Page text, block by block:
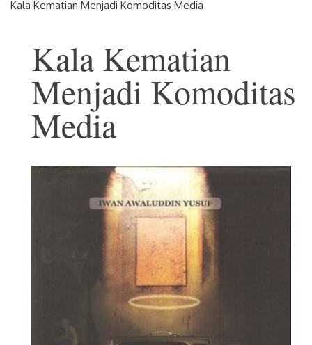
Kala Kematian Menjadi Komoditas Media
Kala Kematian
Menjadi Komoditas
Media